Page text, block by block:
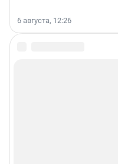
6 августа, 12:26